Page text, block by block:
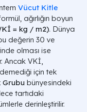
Vücut Kitle
ağırlığın boyun
= kg / m2). Dünya
değerin 30 ve
olması ise
Ancak VKİ,
için tek
Grubu bünyesindeki
tartıdaki
derinleştirilir.